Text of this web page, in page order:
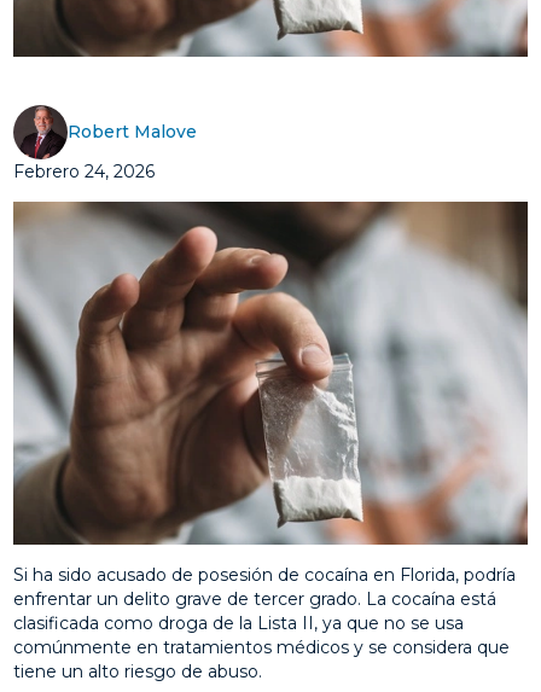
Robert Malove
Febrero 24, 2026
Si ha sido acusado de posesión de cocaína en Florida, podría
enfrentar un delito grave de tercer grado. La cocaína está
clasificada como droga de la Lista II, ya que no se usa
comúnmente en tratamientos médicos y se considera que
tiene un alto riesgo de abuso.